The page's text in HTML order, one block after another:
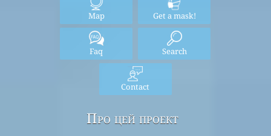
Map Get a mask!
Faq Search
Contact
Про цей проект